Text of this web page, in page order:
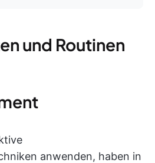
und Routinen
anwenden, haben in